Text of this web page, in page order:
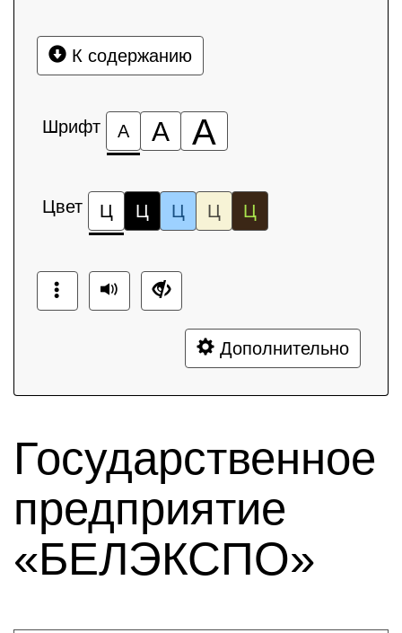
К содержанию
Шрифт А А А
Цвет Ц Ц Ц Ц Ц
Дополнительно
Государственное
предприятие
«БЕЛЭКСПО»